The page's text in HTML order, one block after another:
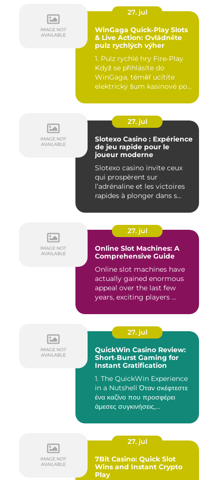
27. jul
WinGaga Quick‑Play Slots
& Live Action: Ovládněte
pulz rychlých výher
1. Pulz rychlé hry Fire‑Play
Když se přihlásíte do
WinGaga, téměř ucítíte
elektrický šum kasinové po...
27. jul
Slotexo Casino : Expérience
de jeu rapide pour le
joueur moderne
Slotexo casino invite ceux
qui prospèrent sur
l’adrénaline et les victoires
rapides à plonger dans s...
27. jul
Online Slot Machines: A
Comprehensive Guide
Online slot machines have
actually gained enormous
appeal over the last few
years, exciting players ...
27. jul
QuickWin Casino Review:
Short‑Burst Gaming for
Instant Gratification
1. The QuickWin Experience
in a Nutshell Όταν σκέφτεστε
ένα καζίνο που προσφέρει
άμεσες συγκινήσεις,...
27. jul
7Bit Casino: Quick Slot
Wins and Instant Crypto
Play